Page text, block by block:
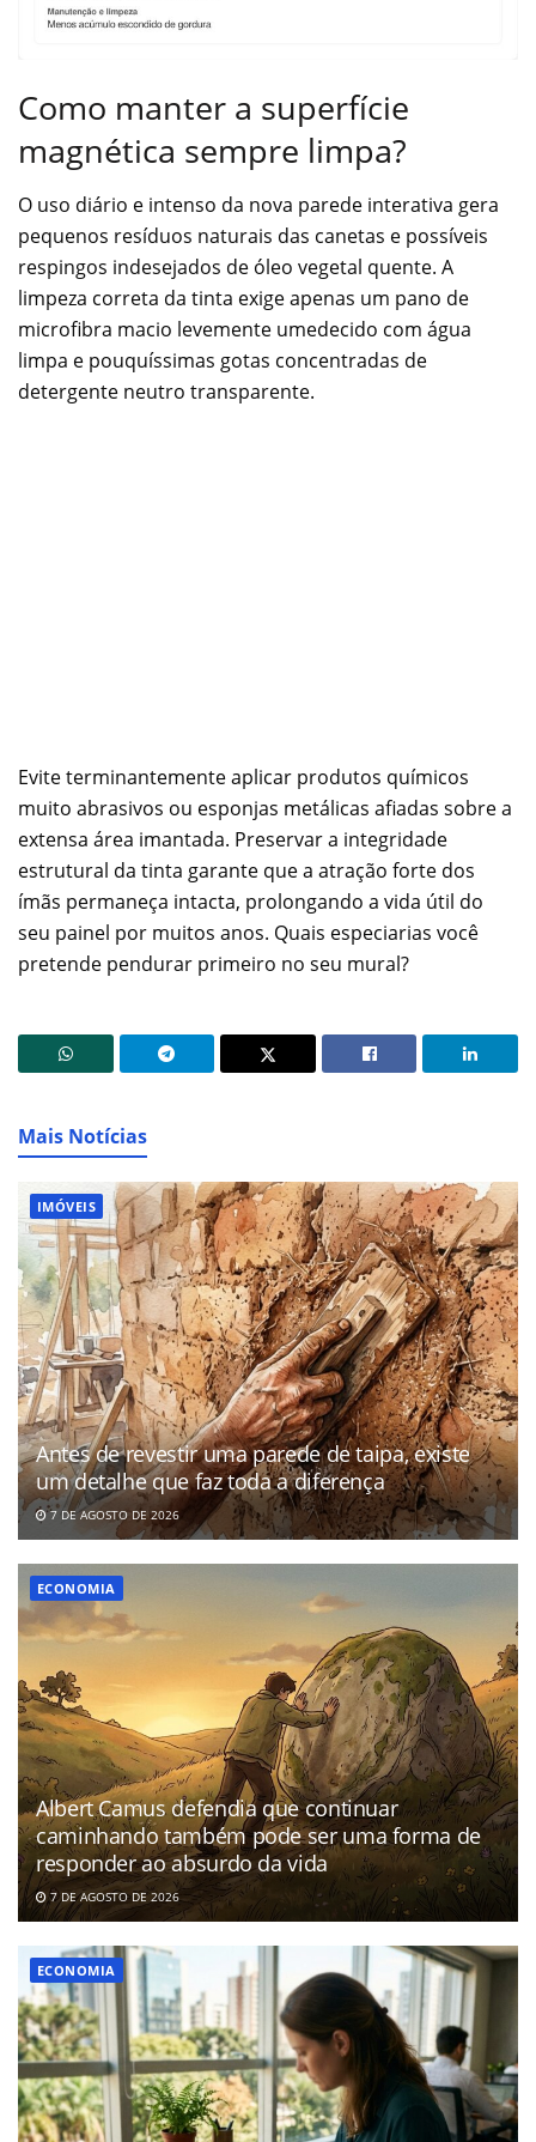
Como manter a superfície
magnética sempre limpa?
O uso diário e intenso da nova parede interativa gera
pequenos resíduos naturais das canetas e possíveis
respingos indesejados de óleo vegetal quente. A
limpeza correta da tinta exige apenas um pano de
microfibra macio levemente umedecido com água
limpa e pouquíssimas gotas concentradas de
detergente neutro transparente.
Evite terminantemente aplicar produtos químicos
muito abrasivos ou esponjas metálicas afiadas sobre a
extensa área imantada. Preservar a integridade
estrutural da tinta garante que a atração forte dos
ímãs permaneça intacta, prolongando a vida útil do
seu painel por muitos anos. Quais especiarias você
pretende pendurar primeiro no seu mural?
Mais Notícias
IMÓVEIS
Antes de revestir uma parede de taipa, existe
um detalhe que faz toda a diferença
7 DE AGOSTO DE 2026
ECONOMIA
Albert Camus defendia que continuar
caminhando também pode ser uma forma de
responder ao absurdo da vida
7 DE AGOSTO DE 2026
ECONOMIA